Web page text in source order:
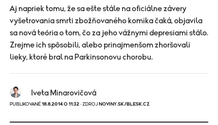
Aj napriek tomu, že sa ešte stále na oficiálne závery
vyšetrovania smrti zbožňovaného komika čaká, objavila
sa nová teória o tom, čo za jeho vážnymi depresiami stálo.
Zrejme ich spôsobili, alebo prinajmenšom zhoršovali
lieky, ktoré bral na Parkinsonovu chorobu.
Iveta Minarovičová
PUBLIKOVANÉ 18.8.2014 O 11:32 · ZDROJ NOVINY.SK/BLESK.CZ